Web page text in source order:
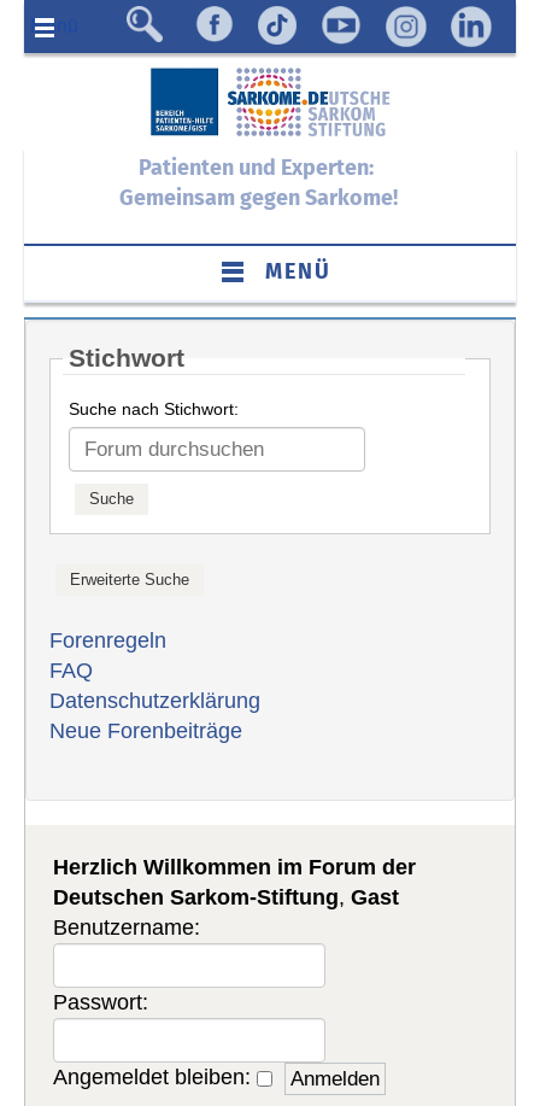
Menü
Patienten und Experten:
Gemeinsam gegen Sarkome!
MENÜ
Stichwort
Suche nach Stichwort:
Forenregeln
FAQ
Datenschutzerklärung
Neue Forenbeiträge
Herzlich Willkommen im Forum der
Deutschen Sarkom-Stiftung,Gast
Benutzername:
Passwort:
Angemeldet bleiben: